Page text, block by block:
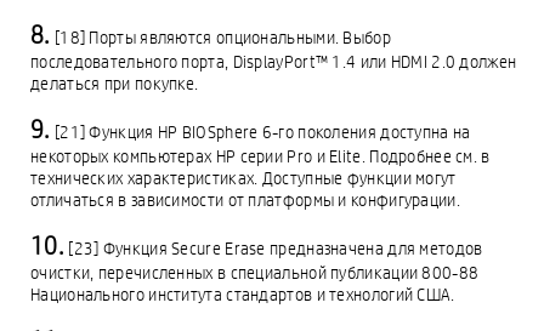
[18] Порты являются опциональными. Выбор
последовательного порта, DisplayPort™ 1.4 или HDMI 2.0 должен
делаться при покупке.
[21] Функция HP BIOSphere 6-го поколения доступна на
некоторых компьютерах HP серии Pro и Elite. Подробнее см. в
технических характеристиках. Доступные функции могут
отличаться в зависимости от платформы и конфигурации.
[23] Функция Secure Erase предназначена для методов
очистки, перечисленных в специальной публикации 800-88
Национального института стандартов и технологий США.